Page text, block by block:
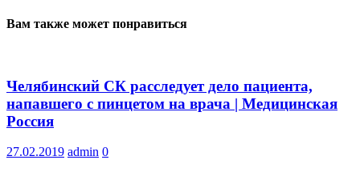
Вам также может понравиться
Челябинский СК расследует дело пациента,
напавшего с пинцетом на врача | Медицинская
Россия
27.02.2019 admin 0